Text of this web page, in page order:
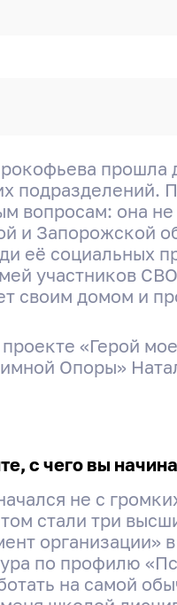
прошла
подразделений.
вопросам: она
и Запорожской
её социальных
участников
своим домом и
проекте «Герой
Опоры»
с чего вы
не с
стали три
организации»
по профилю
на самой